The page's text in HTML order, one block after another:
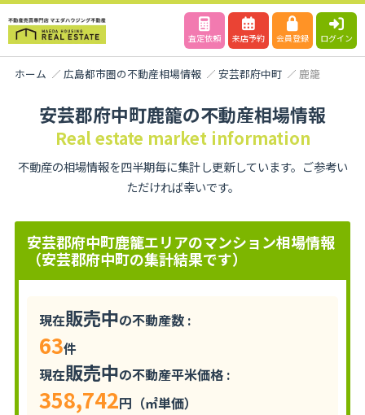
査定依頼 来店予約 会員登録 ログイン
ホーム 広島都市圏の不動産相場情報 安芸郡府中町 鹿籠
安芸郡府中町鹿籠の不動産相場情報
Real estate market information
不動産の相場情報を四半期毎に集計し更新しています。ご参考い
ただければ幸いです。
安芸郡府中町鹿籠エリアのマンション相場情報
（安芸郡府中町の集計結果です）
現在販売中の不動産数 :
63件
現在販売中の不動産平米価格 :
358,742円（㎡単価）